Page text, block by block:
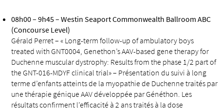
08h00 – 9h45 – Westin Seaport Commonwealth Ballroom ABC
(Concourse Level)
Gérald Perret – « Long-term follow-up of ambulatory boys
treated with GNT0004, Genethon’s AAV-based gene therapy for
Duchenne muscular dystrophy: Results from the phase 1/2 part of
the GNT-016-MDYF clinical trial» – Présentation du suivi à long
terme d’enfants atteints de la myopathie de Duchenne traités par
une thérapie génique AAV développée par Généthon. Les
résultats confirment l’efficacité à 2 ans traités à la dose